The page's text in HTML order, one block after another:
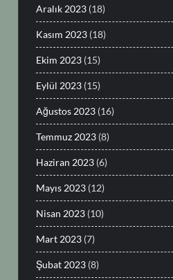
Aralık 2023 (18)
Kasım 2023 (18)
Ekim 2023 (15)
Eylül 2023 (15)
Ağustos 2023 (16)
Temmuz 2023 (8)
Haziran 2023 (6)
Mayıs 2023 (12)
Nisan 2023 (10)
Mart 2023 (7)
Şubat 2023 (8)